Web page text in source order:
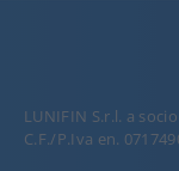
LUNIFIN S.r.l. a
C.F./P.Iva en.